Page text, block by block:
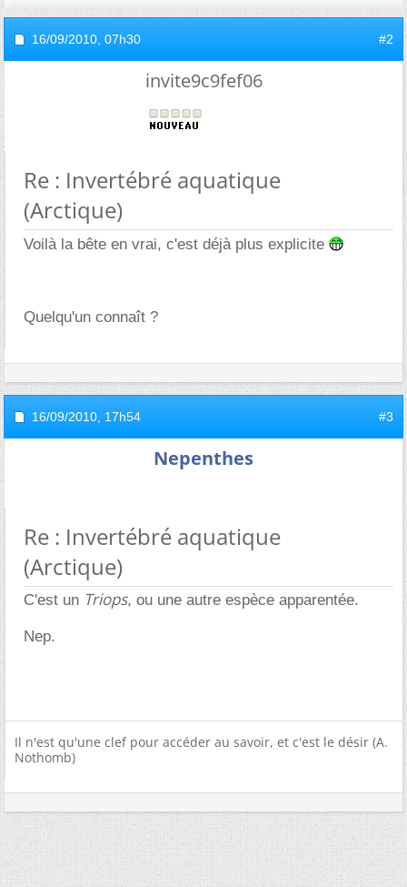
16/09/2010, 07h30 #2
invite9c9fef06
Re : Invertébré aquatique
(Arctique)
Voilà la bête en vrai, c'est déjà plus explicite
Quelqu'un connaît ?
16/09/2010, 17h54 #3
Nepenthes
Re : Invertébré aquatique
(Arctique)
C'est un Triops, ou une autre espèce apparentée.
Nep.
Il n'est qu'une clef pour accéder au savoir, et c'est le désir (A.
Nothomb)